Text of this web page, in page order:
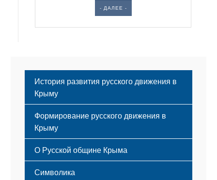
- ДАЛЕЕ -
История развития русского движения в
Крыму
Формирование русского движения в
Крыму
Русский Крым
О Русской общине Крыма
Этапы становления
Принципы деятельности
Символика